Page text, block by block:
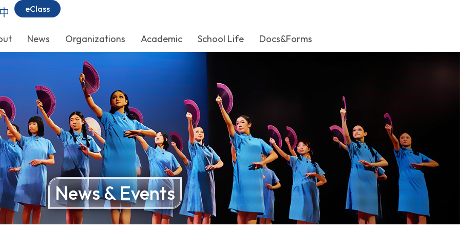
eClass
News Organizations Academic School Life Docs&Forms
News & Events